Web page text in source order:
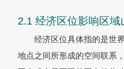
2.1 经济区位影响区
经济区位具体指的是世
地点之间所形成的空间联系